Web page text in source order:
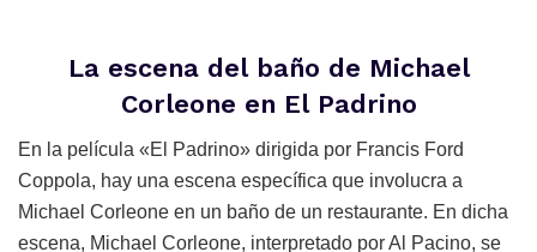
La escena del baño de Michael
Corleone en El Padrino
En la película «El Padrino» dirigida por Francis Ford
Coppola, hay una escena específica que involucra a
Michael Corleone en un baño de un restaurante. En dicha
escena, Michael Corleone, interpretado por Al Pacino, se